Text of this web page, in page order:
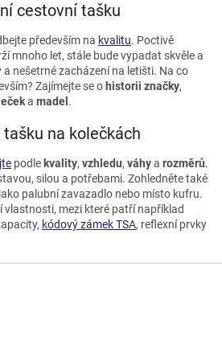
cestovní tašku
především na kvalitu. Poctivě
mnoho let, stále bude vypadat skvěle a
a nešetrné zacházení na letišti. Na co
Zajímejte se o historii značky,
a madel .
na kolečkách
podle kvality, vzhledu, váhya rozměrů.
silou a potřebami. Zohledněte také
palubní zavazadlo nebo místo kufru.
vlastnosti, mezi které patří například
kódový zámek TSA, reflexní prvky